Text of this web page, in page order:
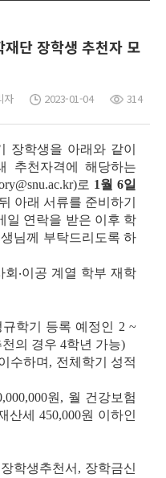
단 장학생 추천자 모
자 2023-01-04 314
장학생을 아래와 같이
추천자격에 해당하는
로 1월 6일
아래 서류를 준비하기
일 연락을 받은 이후 학
님께 부탁드리도록 하
‧이공 계열 학부 재학
규학기 등록 예정인 2 ~
의 경우 4학년 가능)
수하며, 전체학기 성적
원, 월 건강보험
산세 450,000원 이하인
학생추천서, 장학금신